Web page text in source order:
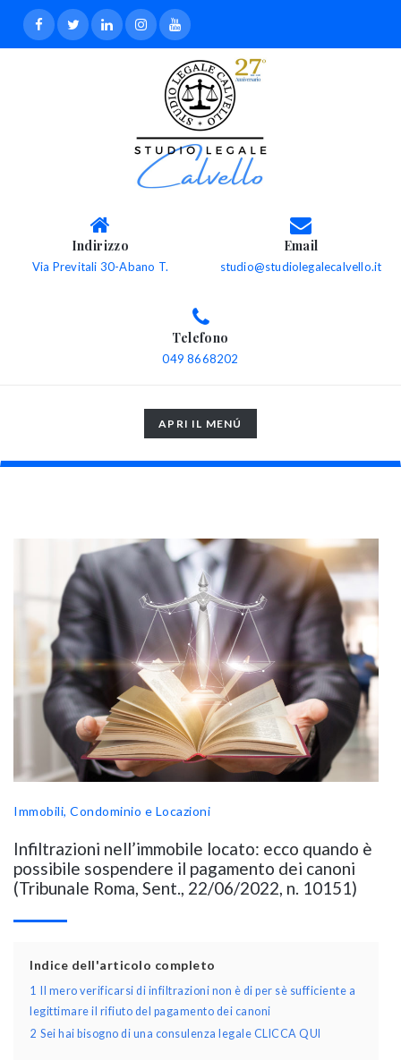
Indirizzo
Via Previtali 30-Abano T.
Email
studio@studiolegalecalvello.it
Telefono
049 8668202
TOGGLE
NAVIGATION
APRI IL MENÚ
Immobili, Condominio e Locazioni
Infiltrazioni nell’immobile locato: ecco quando è
possibile sospendere il pagamento dei canoni
(Tribunale Roma, Sent., 22/06/2022, n. 10151)
Indice dell'articolo completo
1
Il mero verificarsi di infiltrazioni non è di per sè sufficiente a
legittimare il rifiuto del pagamento dei canoni
2 Sei hai bisogno di una consulenza legale CLICCA QUI